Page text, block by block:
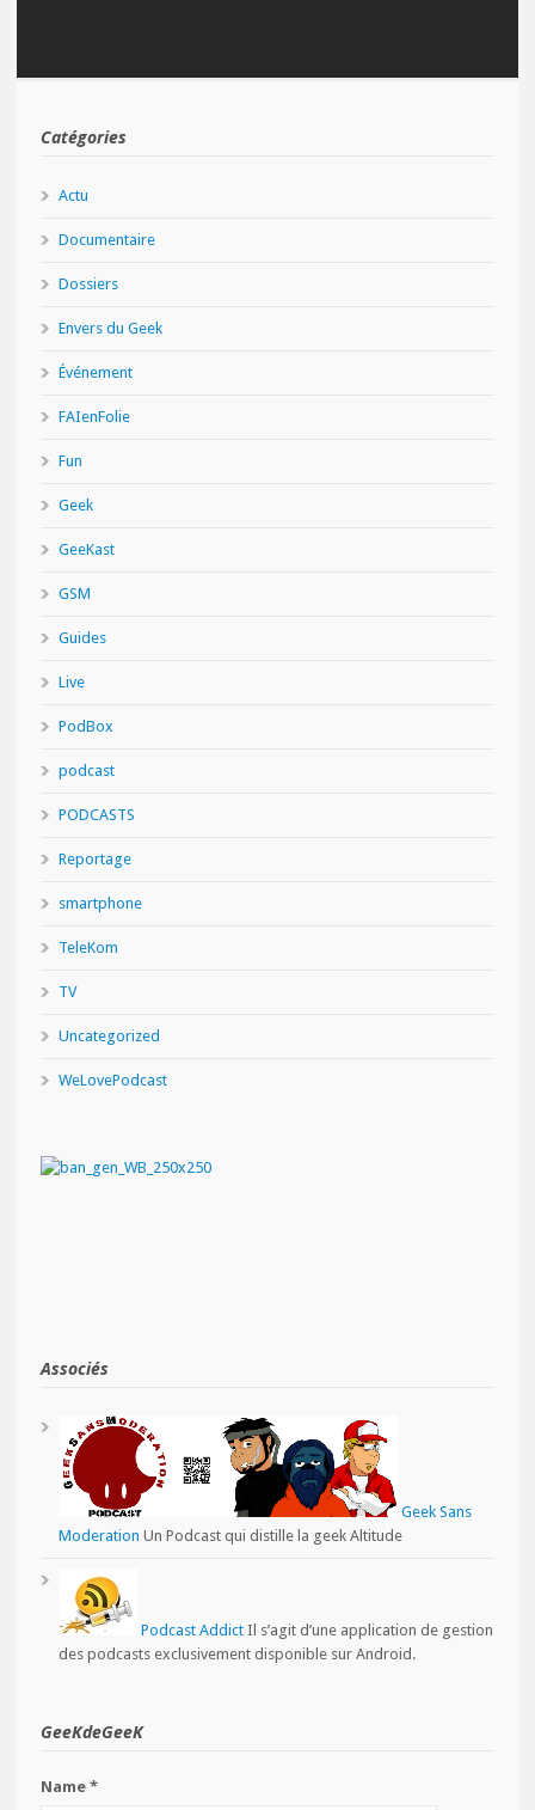
Catégories
Actu
Documentaire
Dossiers
Envers du Geek
Événement
FAIenFolie
Fun
Geek
GeeKast
GSM
Guides
Live
PodBox
podcast
PODCASTS
Reportage
smartphone
TeleKom
TV
Uncategorized
WeLovePodcast
Associés
Geek Sans
Moderation Un Podcast qui distille la geek Altitude
Podcast Addict Il s’agit d’une application de gestion
des podcasts exclusivement disponible sur Android.
GeeKdeGeeK
Name *